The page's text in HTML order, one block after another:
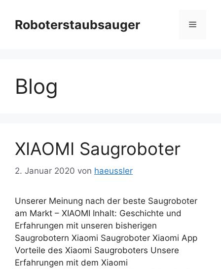
Inhalt
springen
Roboterstaubsauger Menü
Blog
XIAOMI Saugroboter
2. Januar 2020 von haeussler
Unserer Meinung nach der beste Saugroboter
am Markt – XIAOMI Inhalt: Geschichte und
Erfahrungen mit unseren bisherigen
Saugrobotern Xiaomi Saugroboter Xiaomi App
Vorteile des Xiaomi Saugroboters Unsere
Erfahrungen mit dem Xiaomi